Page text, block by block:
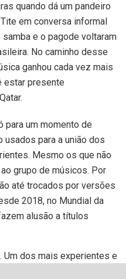
quando dá um pandeiro
em conversa informal
e o pagode voltaram
No caminho desse
ganhou cada vez mais
estar presente
para um momento de
usados para a união dos
Mesmo os que não
grupo de músicos. Por
até trocados por versões
2018, no Mundial da
alusão a títulos
Um dos mais experientes e